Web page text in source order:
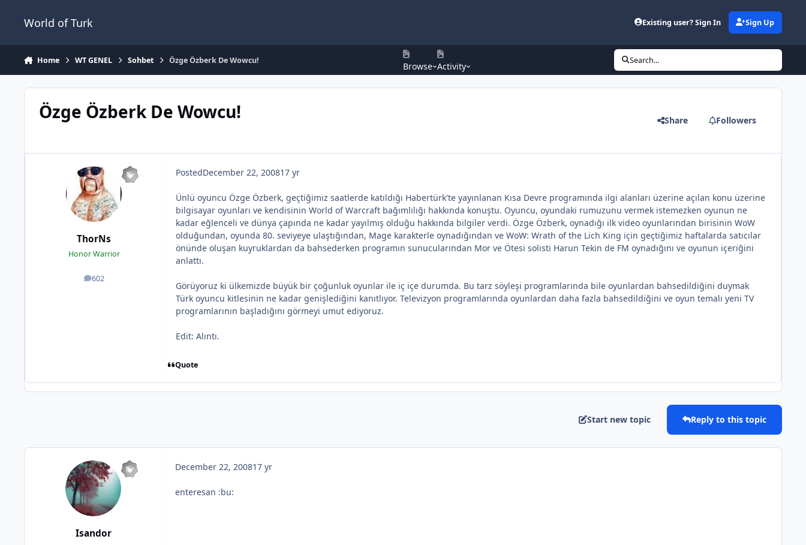
World of Turk Existing user? Sign In Sign Up
Home WT GENEL Sohbet Özge Özberk De Wowcu!
Browse Activity
Search...
Özge Özberk De Wowcu! Share Followers
ThorNs
Honor Warrior
602
posts
PostedDecember 22, 200817 yr
Ünlü oyuncu Özge Özberk, geçtiğimiz saatlerde katıldığı Habertürk'te yayınlanan Kısa Devre programında ilgi alanları üzerine açılan konu üzerine
bilgisayar oyunları ve kendisinin World of Warcraft bağımlılığı hakkında konuştu. Oyuncu, oyundaki rumuzunu vermek istemezken oyunun ne
kadar eğlenceli ve dünya çapında ne kadar yayılmış olduğu hakkında bilgiler verdi. Özge Özberk, oynadığı ilk video oyunlarından birisinin WoW
olduğundan, oyunda 80. seviyeye ulaştığından, Mage karakterle oynadığından ve WoW: Wrath of the Lich King için geçtiğimiz haftalarda satıcılar
önünde oluşan kuyruklardan da bahsederken programın sunucularından Mor ve Ötesi solisti Harun Tekin de FM oynadığını ve oyunun içeriğini
anlattı.
Görüyoruz ki ülkemizde büyük bir çoğunluk oyunlar ile iç içe durumda. Bu tarz söyleşi programlarında bile oyunlardan bahsedildiğini duymak
Türk oyuncu kitlesinin ne kadar genişlediğini kanıtlıyor. Televizyon programlarında oyunlardan daha fazla bahsedildiğini ve oyun temalı yeni TV
programlarının başladığını görmeyi umut ediyoruz.
Edit: Alıntı.
Quote
Start new topic Reply to this topic
Isandor
December 22, 200817 yr
enteresan :bu: